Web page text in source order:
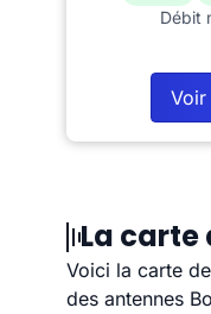
Débit
La carte
Voici la carte
des antennes